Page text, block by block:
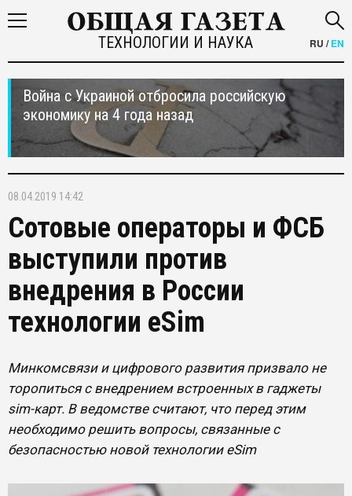
ТЕХНОЛОГИИ И НАУКА RU /EN
Война с Украиной отбросила российскую
экономику на 4 года назад
08.04.2019 14:42
Сотовые операторы и ФСБ
выступили против
внедрения в России
технологии eSim
Минкомсвязи и цифрового развития призвало не
торопиться с внедрением встроенных в гаджеты
sim-карт. В ведомстве считают, что перед этим
необходимо решить вопросы, связанные с
безопасностью новой технологии eSim